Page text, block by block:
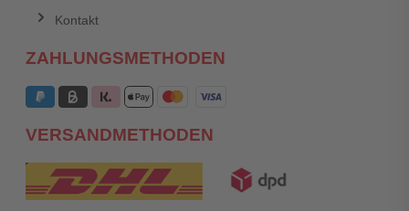
Kontakt
ZAHLUNGSMETHODEN
VERSANDMETHODEN